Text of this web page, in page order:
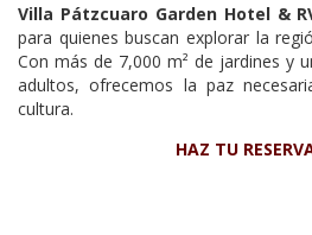
Villa Pátzcuaro Garden Hotel &
para quienes buscan explorar la
Con más de 7,000 m² de jardines y
adultos, ofrecemos la paz
cultura.
HAZ TU